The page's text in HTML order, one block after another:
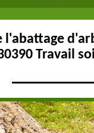
l'abattage
Travail